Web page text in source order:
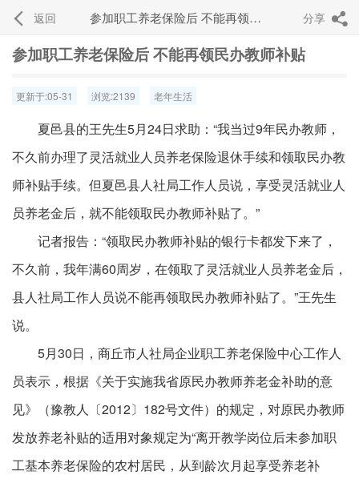
 返回 参加职工养老保险后 不能再领民办教师补贴 分享 
参加职工养老保险后 不能再领民办教师补贴
更新于:05-31 浏览:2139 老年生活
夏邑县的王先生5月24日求助：“我当过9年民办教师，
不久前办理了灵活就业人员养老保险退休手续和领取民办教
师补贴手续。但夏邑县人社局工作人员说，享受灵活就业人
员养老金后，就不能领取民办教师补贴了。”
记者报告：“领取民办教师补贴的银行卡都发下来了，
不久前，我年满60周岁，在领取了灵活就业人员养老金后，
县人社局工作人员说不能再领取民办教师补贴了。”王先生
说。
5月30日，商丘市人社局企业职工养老保险中心工作人
员表示，根据《关于实施我省原民办教师养老金补助的意
见》（豫教人〔2012〕182号文件）的规定，对原民办教师
发放养老补贴的适用对象规定为“离开教学岗位后未参加职
工基本养老保险的农村居民，从到龄次月起享受养老补